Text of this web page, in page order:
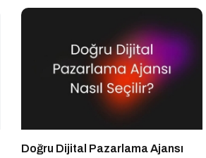
Doğru Dijital Pazarlama Ajansı